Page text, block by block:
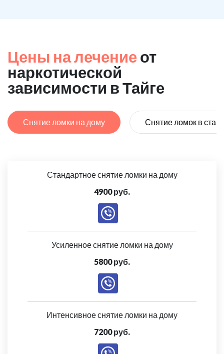
Цены на лечение от
наркотической
зависимости в Тайге
Снятие ломки на дому Снятие ломок в
Стандартное снятие ломки на дому
4900 руб.
Усиленное снятие ломки на дому
5800 руб.
Интенсивное снятие ломки на дому
7200 руб.